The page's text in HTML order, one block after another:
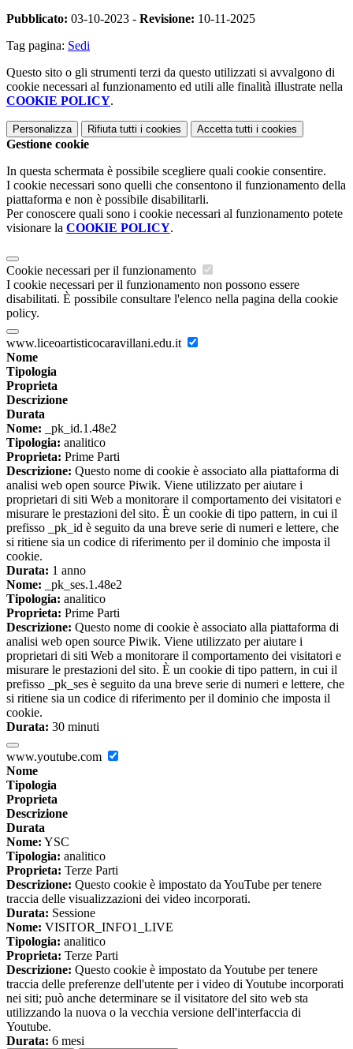
Pubblicato: 03-10-2023 - Revisione: 10-11-2025
Tag pagina: Sedi
Questo sito o gli strumenti terzi da questo utilizzati si avvalgono di
cookie necessari al funzionamento ed utili alle finalità illustrate nella
COOKIE POLICY.
Personalizza Rifiuta tutti i cookies Accetta tutti i cookies
Gestione cookie
In questa schermata è possibile scegliere quali cookie consentire.
I cookie necessari sono quelli che consentono il funzionamento della
piattaforma e non è possibile disabilitarli.
Per conoscere quali sono i cookie necessari al funzionamento potete
visionare la COOKIE POLICY.
Cookie necessari per il funzionamento
I cookie necessari per il funzionamento non possono essere
disabilitati. È possibile consultare l'elenco nella pagina della cookie
policy.
www.liceoartisticocaravillani.edu.it
Nome
Tipologia
Proprieta
Descrizione
Durata
Nome: _pk_id.1.48e2
Tipologia: analitico
Proprieta: Prime Parti
Descrizione: Questo nome di cookie è associato alla piattaforma di
analisi web open source Piwik. Viene utilizzato per aiutare i
proprietari di siti Web a monitorare il comportamento dei visitatori e
misurare le prestazioni del sito. È un cookie di tipo pattern, in cui il
prefisso _pk_id è seguito da una breve serie di numeri e lettere, che
si ritiene sia un codice di riferimento per il dominio che imposta il
cookie.
Durata: 1 anno
Nome: _pk_ses.1.48e2
Tipologia: analitico
Proprieta: Prime Parti
Descrizione: Questo nome di cookie è associato alla piattaforma di
analisi web open source Piwik. Viene utilizzato per aiutare i
proprietari di siti Web a monitorare il comportamento dei visitatori e
misurare le prestazioni del sito. È un cookie di tipo pattern, in cui il
prefisso _pk_ses è seguito da una breve serie di numeri e lettere, che
si ritiene sia un codice di riferimento per il dominio che imposta il
cookie.
Durata: 30 minuti
www.youtube.com
Nome
Tipologia
Proprieta
Descrizione
Durata
Nome: YSC
Tipologia: analitico
Proprieta: Terze Parti
Descrizione: Questo cookie è impostato da YouTube per tenere
traccia delle visualizzazioni dei video incorporati.
Durata: Sessione
Nome: VISITOR_INFO1_LIVE
Tipologia: analitico
Proprieta: Terze Parti
Descrizione: Questo cookie è impostato da Youtube per tenere
traccia delle preferenze dell'utente per i video di Youtube incorporati
nei siti; può anche determinare se il visitatore del sito web sta
utilizzando la nuova o la vecchia versione dell'interfaccia di
Youtube.
Durata: 6 mesi